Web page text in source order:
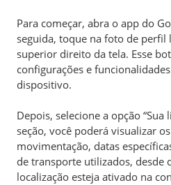
Para começar, abra o app do
seguida, toque na foto de perfil
superior direito da tela. Esse
configurações e
dispositivo.
Depois, selecione a opção “Sua
seção, você poderá visualizar
movimentação, datas
de transporte utilizados, desde
localização esteja ativado na